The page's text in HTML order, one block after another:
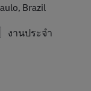
Brazil
งานประจำ